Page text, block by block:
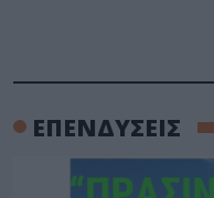
ΕΠΕΝΔΥΣΕΙΣ